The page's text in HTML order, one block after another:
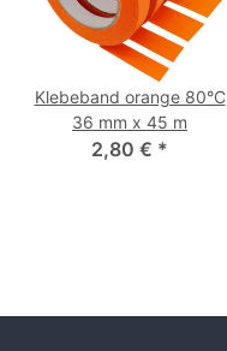
Klebeband orange 80°C
36 mm x 45 m
2,80 € *